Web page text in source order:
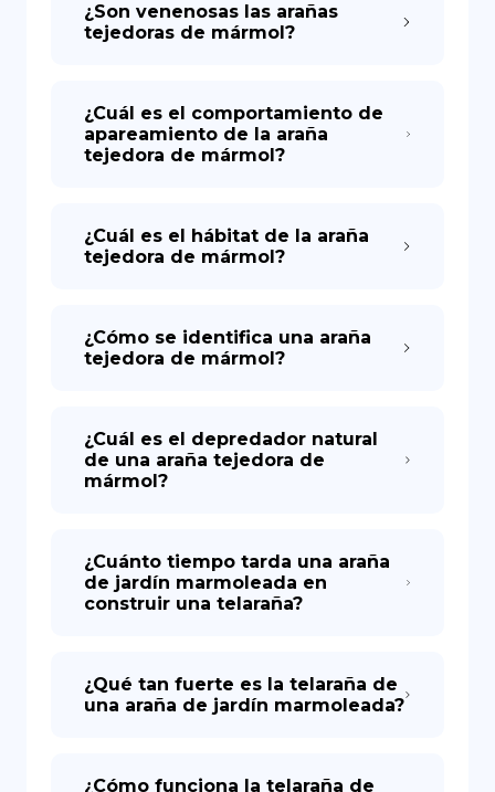
¿Son venenosas las arañas
tejedoras de mármol?
¿Cuál es el comportamiento de
apareamiento de la araña
tejedora de mármol?
¿Cuál es el hábitat de la araña
tejedora de mármol?
¿Cómo se identifica una araña
tejedora de mármol?
¿Cuál es el depredador natural
de una araña tejedora de
mármol?
¿Cuánto tiempo tarda una araña
de jardín marmoleada en
construir una telaraña?
¿Qué tan fuerte es la telaraña de
una araña de jardín marmoleada?
¿Cómo funciona la telaraña de